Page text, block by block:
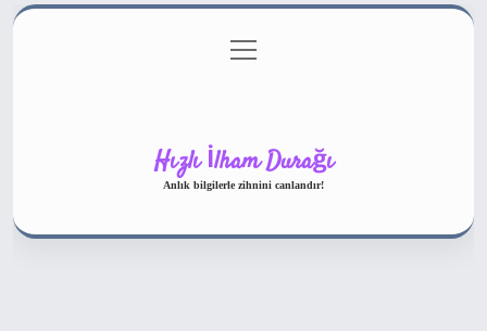
Gizlilik Politikası
menüyü
aç
Hızlı İlham Durağı
Anlık bilgilerle zihnini canlandır!